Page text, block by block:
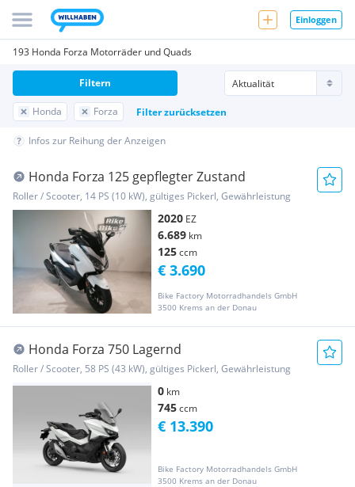
Einloggen
193 Honda Forza Motorräder und Quads
Honda Forza Filter zurücksetzen
Filtern
Infos zur Reihung der Anzeigen
Honda Forza 125 gepflegter Zustand
Roller / Scooter, 14 PS (10 kW), gültiges Pickerl, Gewährleistung
2020 EZ
6.689 km
125ccm
Bike Factory Motorradhandels GmbH
3500 Krems an der Donau
€ 3.690
Honda Forza 750 Lagernd
Roller / Scooter, 58 PS (43 kW), gültiges Pickerl, Gewährleistung
0 km
745ccm
Bike Factory Motorradhandels GmbH
3500 Krems an der Donau
€ 13.390